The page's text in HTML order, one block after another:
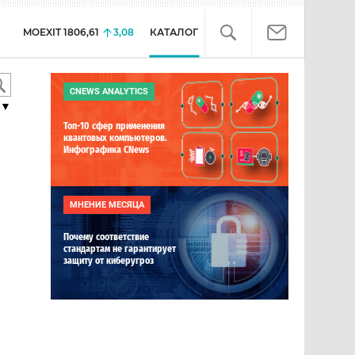
MOEXIT 1806,61 3,08 КАТАЛОГ
▼
CNEWS ANALYTICS
Топ-10 сфер применения
квантовых компьютеров.
Инфографика CNews
МНЕНИЕ МЕСЯЦА
Почему соответствие
стандартам не гарантирует
защиту от киберугроз